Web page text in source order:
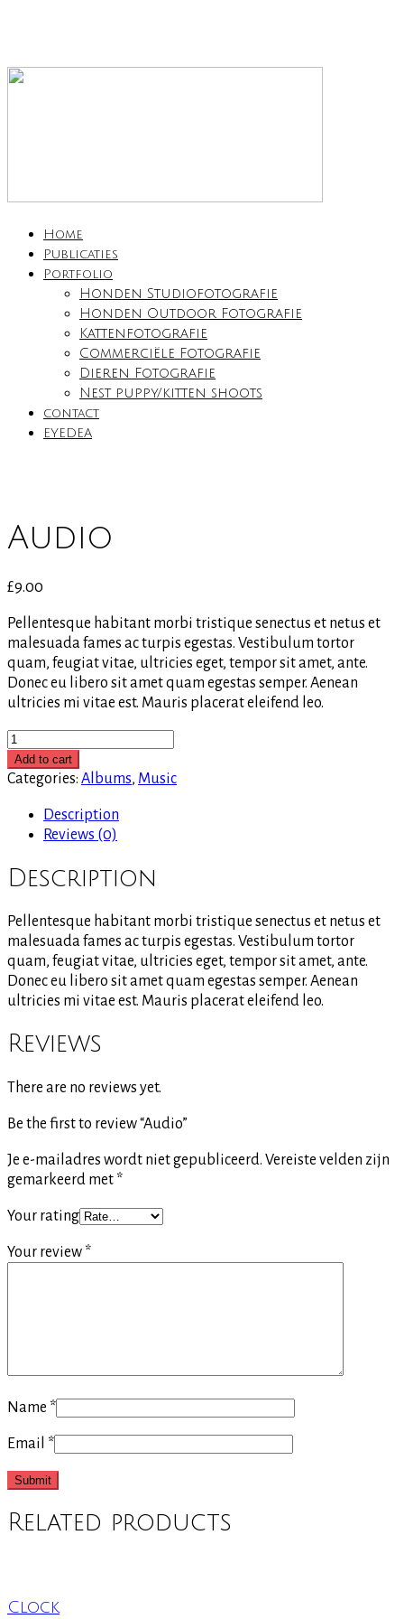
Home
Publicaties
Portfolio
Honden Studiofotografie
Honden Outdoor Fotografie
Kattenfotografie
Commerciële Fotografie
Dieren Fotografie
Nest puppy/kitten shoots
contact
EYEDEA
Audio
£9.00
Pellentesque habitant morbi tristique senectus et netus et
malesuada fames ac turpis egestas. Vestibulum tortor
quam, feugiat vitae, ultricies eget, tempor sit amet, ante.
Donec eu libero sit amet quam egestas semper. Aenean
ultricies mi vitae est. Mauris placerat eleifend leo.
Audio
quantity
Add to cart
Categories: Albums, Music
Description
Reviews (0)
Description
Pellentesque habitant morbi tristique senectus et netus et
malesuada fames ac turpis egestas. Vestibulum tortor
quam, feugiat vitae, ultricies eget, tempor sit amet, ante.
Donec eu libero sit amet quam egestas semper. Aenean
ultricies mi vitae est. Mauris placerat eleifend leo.
Reviews
There are no reviews yet.
Be the first to review “Audio”
Je e-mailadres wordt niet gepubliceerd. Vereiste velden zijn
gemarkeerd met *
Your rating
Your review *
Name *
Email *
Related products
Clock